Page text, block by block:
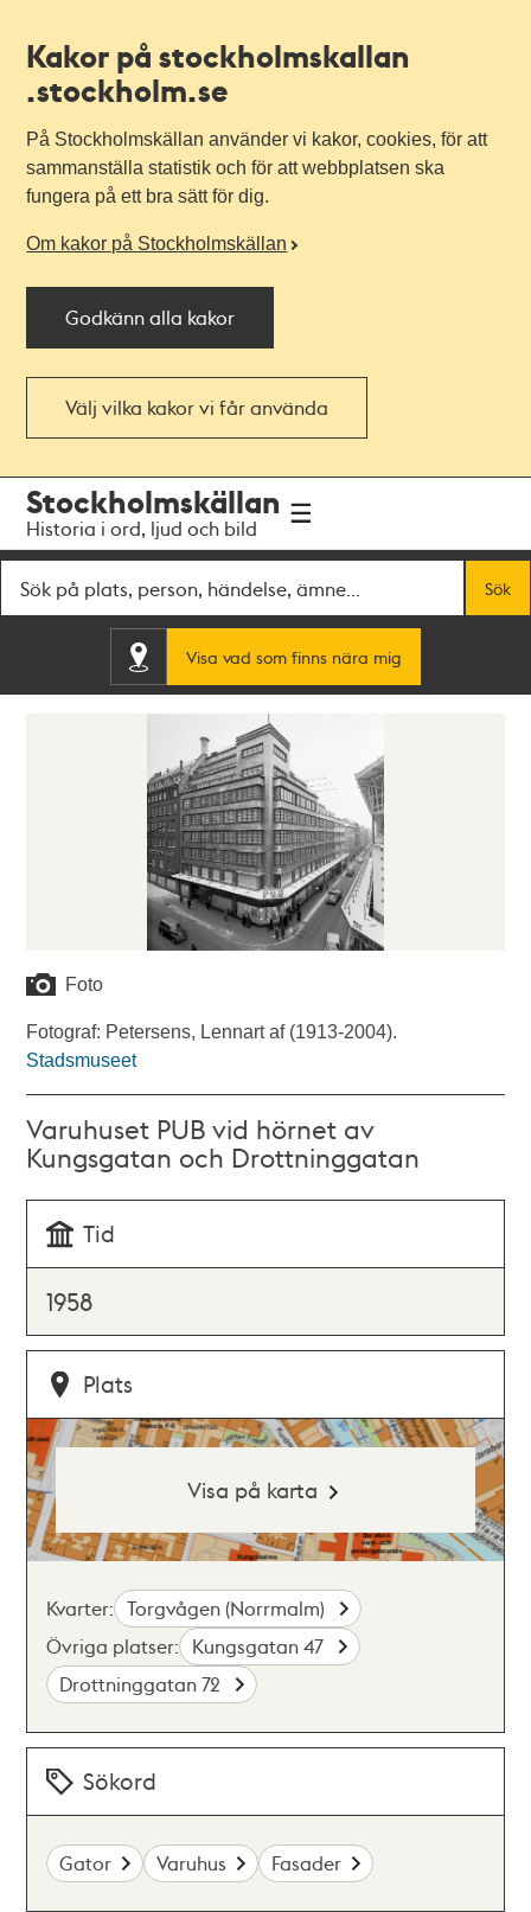
Kakor på stockholmskallan
.stockholm.se
På Stockholmskällan använder vi kakor, cookies, för att
sammanställa statistik och för att webbplatsen ska
fungera på ett bra sätt för dig.
Om kakor på Stockholmskällan
Godkänn alla kakor
Välj vilka kakor vi får använda
navigationen
huvudinnehållet
Stockholmskällan
Historia i ord, ljud och bild
Sök
Visa vad som finns nära mig
Foto
Fotograf: Petersens, Lennart af (1913-2004).
Stadsmuseet
Varuhuset PUB vid hörnet av
Kungsgatan och Drottninggatan
Tid
1958
Plats
Visa på karta
Kvarter: Torgvågen (Norrmalm)
Övriga platser: Kungsgatan 47
Drottninggatan 72
Sökord
Gator Varuhus Fasader